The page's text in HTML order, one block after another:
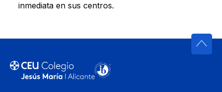
inmediata en sus centros.